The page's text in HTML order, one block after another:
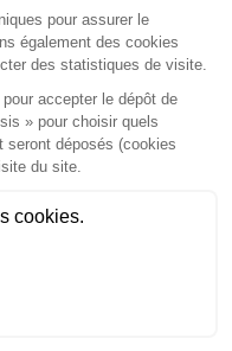
CASTILLON
: 05 57 51 73 64
piola-avocat.fr